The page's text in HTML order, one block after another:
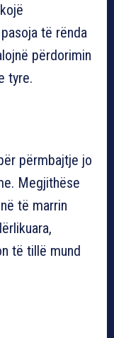
të rënda
përdorimin
tyre.
përmbajtje jo
Megjithëse
të marrin
të tillë mund